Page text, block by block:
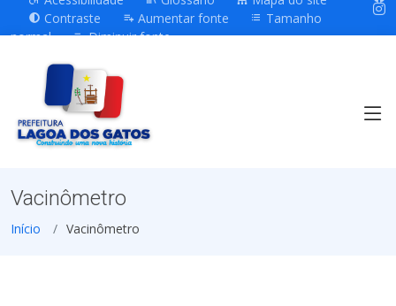
Contraste
Aumentar fonte
Tamanho
normal
Diminuir fonte
Vacinômetro
Início Vacinômetro